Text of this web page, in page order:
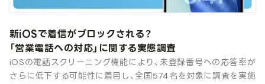
新iOSで着信がブロックされる？
「営業電話への対応」に関する実態調査
iOSの電話スクリーニング機能により、未登録番号への応答率が
さらに低下する可能性に着目し、全国574名を対象に調査を実施